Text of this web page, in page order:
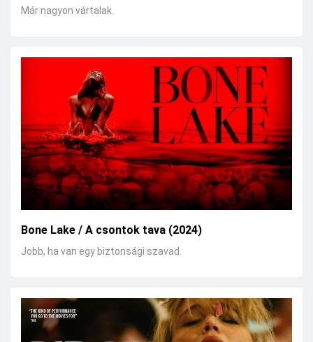
Már nagyon vártalak.
Bone Lake / A csontok tava (2024)
Jobb, ha van egy biztonsági szavad.